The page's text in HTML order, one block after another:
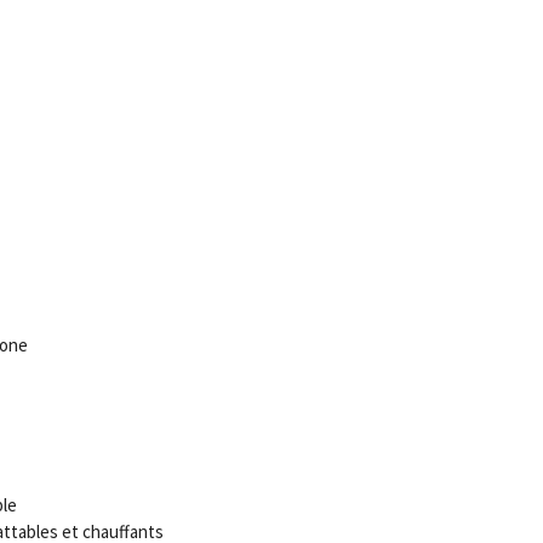
et chauffants